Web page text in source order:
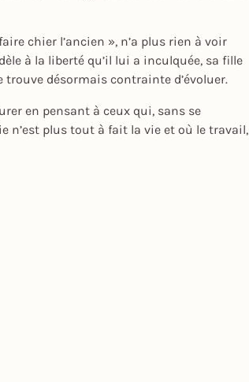
chier l’ancien », n’a plus rien à voir
à la liberté qu’il lui a inculquée, sa fille
désormais contrainte d’évoluer.
en pensant à ceux qui, sans se
n’est plus tout à fait la vie et où le travail,